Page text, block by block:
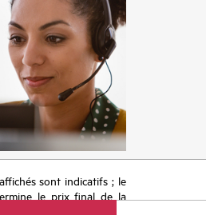
sont indicatifs ; le
le prix final de la